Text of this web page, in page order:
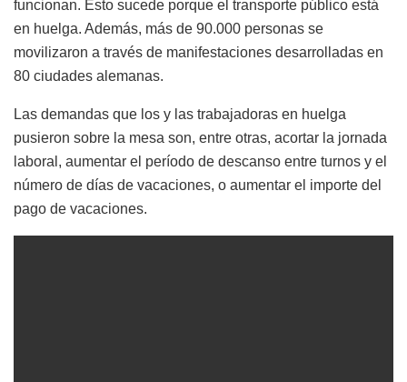
funcionan. Esto sucede porque el transporte público está
en huelga. Además, más de 90.000 personas se
movilizaron a través de manifestaciones desarrolladas en
80 ciudades alemanas.
Las demandas que los y las trabajadoras en huelga
pusieron sobre la mesa son, entre otras, acortar la jornada
laboral, aumentar el período de descanso entre turnos y el
número de días de vacaciones, o aumentar el importe del
pago de vacaciones.